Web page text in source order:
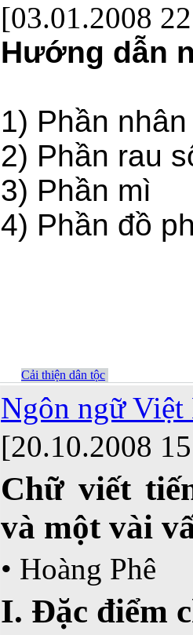
[03.01.2008
Hướng dẫn
1) Phần
2) Phần rau
3) Phần mì
4) Phần đồ
Cải thiện dân tộc
Ngôn ngữ Việt
[20.10.2008
Chữ viết
và một vài
• Hoàng Phê
I. Đặc điểm